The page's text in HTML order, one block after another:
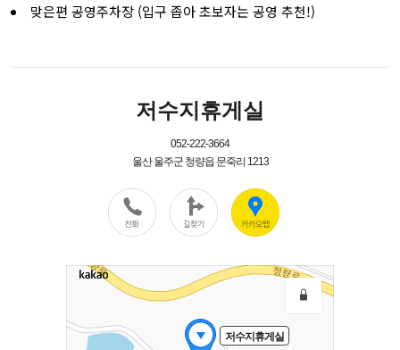
맞은편 공영주차장 (입구 좁아 초보자는 공영 추천!)